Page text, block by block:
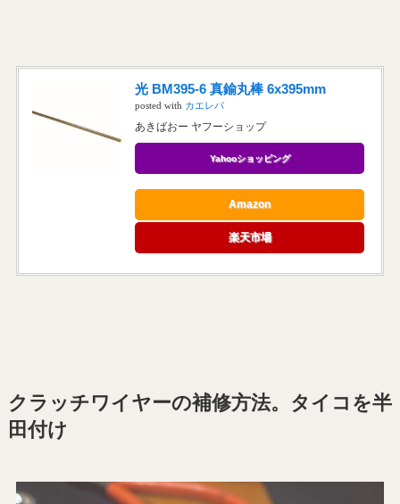
光 BM395-6 真鍮丸棒 6x395mm
posted with カエレバ
あきばおー ヤフーショップ
Yahooショッピング
Amazon
楽天市場
クラッチワイヤーの補修方法。タイコを半
田付け